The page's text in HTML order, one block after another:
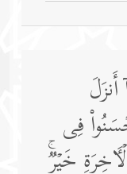
فِی
خَیۡرࣱۚ